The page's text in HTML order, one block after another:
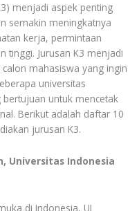
menjadi aspek penting
semakin meningkatnya
kerja, permintaan
tinggi. Jurusan K3 menjadi
mahasiswa yang ingin
universitas
untuk mencetak
Berikut adalah daftar 10
jurusan K3.
Universitas Indonesia
di Indonesia, UI